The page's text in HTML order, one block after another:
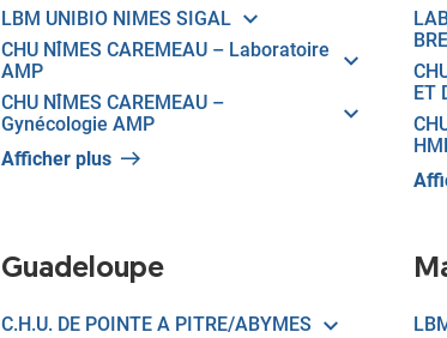
LBM UNIBIO NIMES SIGAL
CHU NÎMES CAREMEAU – Laboratoire
AMP
CHU NÎMES CAREMEAU –
Gynécologie AMP
Afficher plus
ET
Guadeloupe
C.H.U. DE POINTE A PITRE/ABYMES